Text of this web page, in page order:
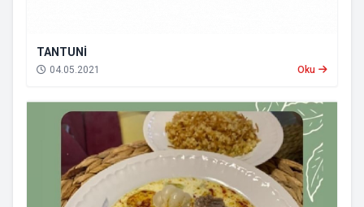
TANTUNİ
04.05.2021 Oku